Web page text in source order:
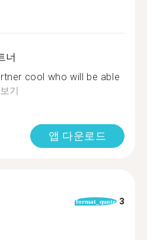
너
cool who will be able
기
앱 다운로드
format_quote 3